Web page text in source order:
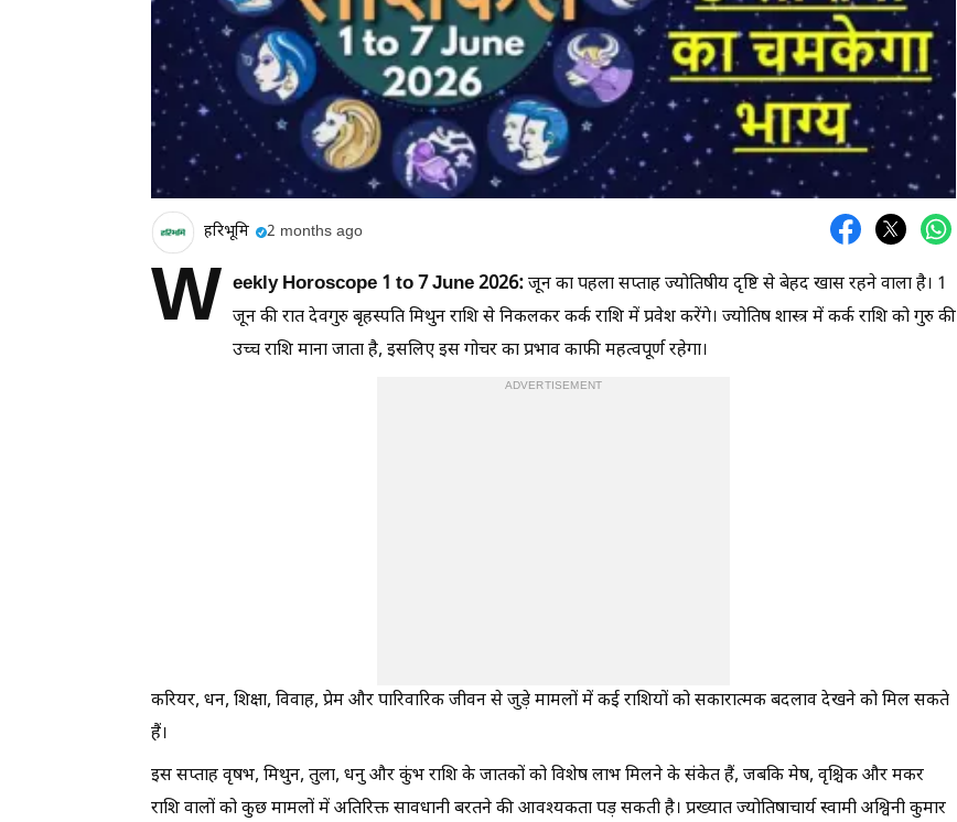
हरिभूमि 2 months ago
W eekly Horoscope 1 to 7 June 2026:जून का पहला सप्ताह ज्योतिषीय दृष्टि से बेहद खास रहने वाला है। 1
जून की रात देवगुरु बृहस्पति मिथुन राशि से निकलकर कर्क राशि में प्रवेश करेंगे। ज्योतिष शास्त्र में कर्क राशि को गुरु की
उच्च राशि माना जाता है, इसलिए इस गोचर का प्रभाव काफी महत्वपूर्ण रहेगा।
ADVERTISEMENT
करियर, धन, शिक्षा, विवाह, प्रेम और पारिवारिक जीवन से जुड़े मामलों में कई राशियों को सकारात्मक बदलाव देखने को मिल सकते
हैं।
इस सप्ताह वृषभ, मिथुन, तुला, धनु और कुंभ राशि के जातकों को विशेष लाभ मिलने के संकेत हैं, जबकि मेष, वृश्चिक और मकर
राशि वालों को कुछ मामलों में अतिरिक्त सावधानी बरतने की आवश्यकता पड़ सकती है। प्रख्यात ज्योतिषाचार्य स्वामी अश्विनी कुमार